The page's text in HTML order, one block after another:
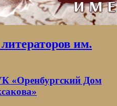
им.
«Оренбургский Дом